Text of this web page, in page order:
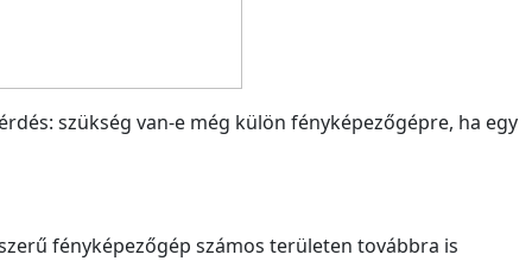
szükség van-e még külön fényképezőgépre, ha egy
fényképezőgép számos területen továbbra is